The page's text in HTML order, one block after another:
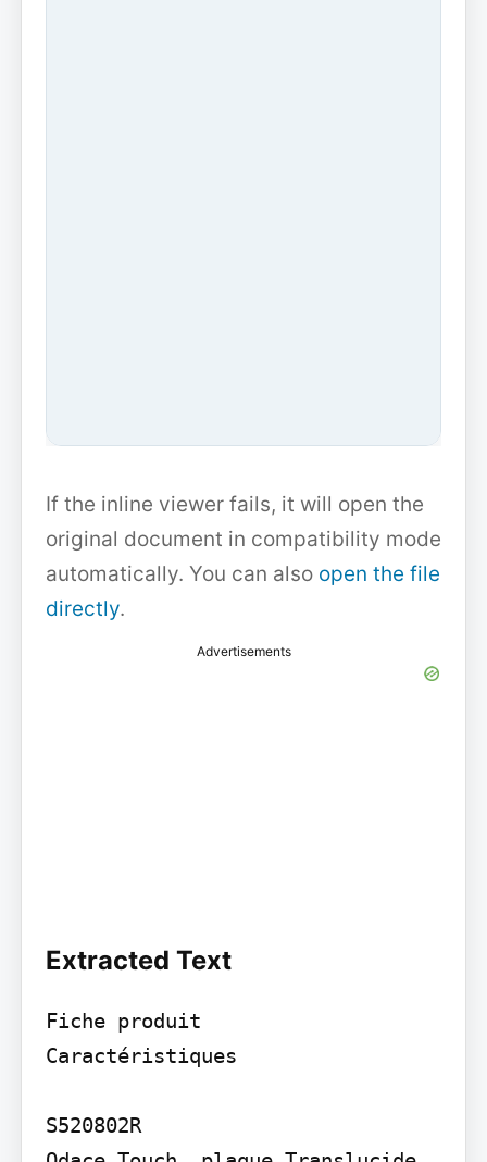
If the inline viewer fails, it will open the
original document in compatibility mode
automatically. You can also open the file
directly.
Advertisements
Extracted Text
Fiche produit
Caractéristiques
S520802R